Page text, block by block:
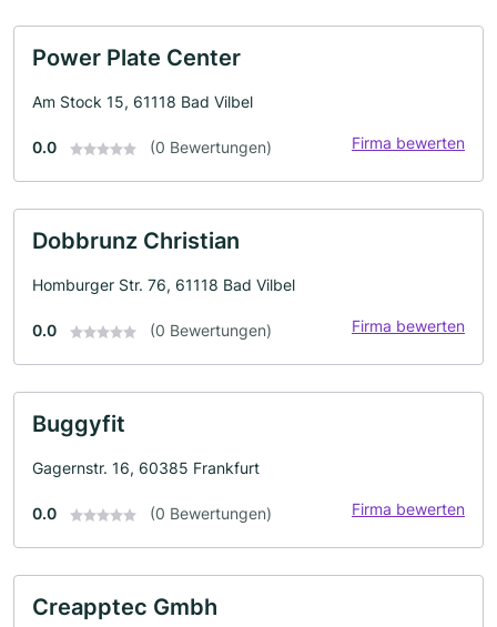
Power Plate Center
Am Stock 15, 61118 Bad Vilbel
0.0 (0 Bewertungen) Firma bewerten
Dobbrunz Christian
Homburger Str. 76, 61118 Bad Vilbel
0.0 (0 Bewertungen) Firma bewerten
Buggyfit
Gagernstr. 16, 60385 Frankfurt
0.0 (0 Bewertungen) Firma bewerten
Creapptec Gmbh